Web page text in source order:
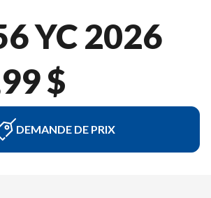
YC 2026
$
DEMANDE DE PRIX